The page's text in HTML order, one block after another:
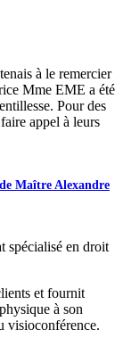
à le remercier
Mme EME a été
Pour des
appel à leurs
Maître Alexandre
spécialisé en droit
et fournit
à son
visioconférence.